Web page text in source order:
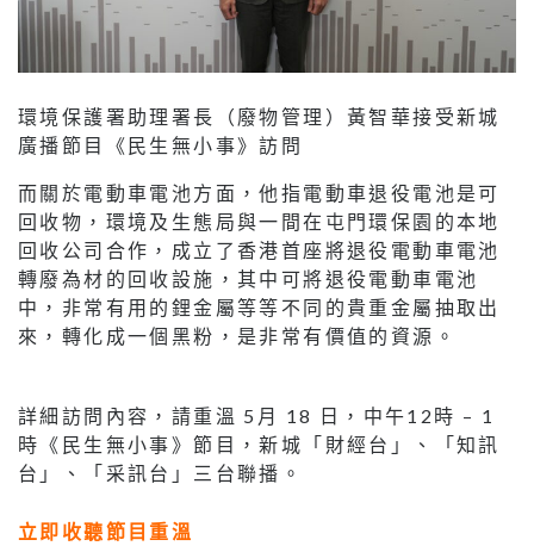
環境保護署助理署長（廢物管理）黃智華接受新城
廣播節目《民生無小事》訪問
而關於電動車電池方面，他指電動車退役電池是可
回收物，環境及生態局與一間在屯門環保園的本地
回收公司合作，成立了香港首座將退役電動車電池
轉廢為材的回收設施，其中可將退役電動車電池
中，非常有用的鋰金屬等等不同的貴重金屬抽取出
來，轉化成一個黑粉，是非常有價值的資源。
詳細訪問內容，請重溫 5月 18 日，中午12時 – 1
時《民生無小事》節目，新城「財經台」、「知訊
台」、「采訊台」三台聯播。
立即收聽節目重溫